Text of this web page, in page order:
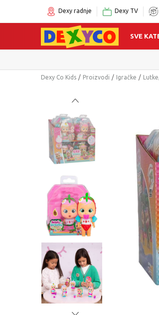
Dexy radnje Dexy TV
SVE
Dexy Co Kids Proizvodi Igračke